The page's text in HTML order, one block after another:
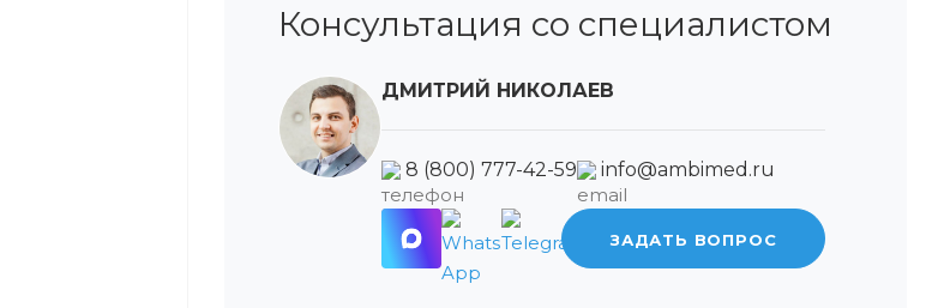
Консультация со специалистом
ДМИТРИЙ НИКОЛАЕВ
8 (800) 777-42-59 info@ambimed.ru
ЗАДАТЬ ВОПРОС